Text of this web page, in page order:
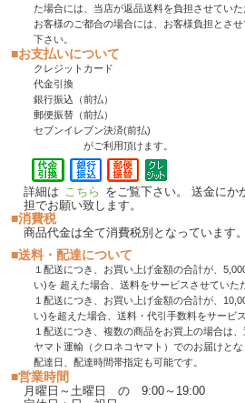
た場合には、当店が返品送料を負担させてい
お客様のご都合の場合には、お客様負担とさ
下さい。
■お支払いについて
クレジットカード
代金引換
銀行振込（前払）
郵便振替（前払）
セブンイレブン決済(前払)
がご利用頂けます。
詳細は こちら をご覧下さい。 送金にか
担でお願い致します。
■消費税
商品代金は全て消費税別となっています。
■送料・配達について
１配送につき、お買い上げ金額の合計が、
い)を 超えた場合、送料をサービスさせていた
１配送につき、お買い上げ金額の合計が、
い)を超えた場合、送料・代引手数料をサービ
１配送につき、複数の商品をお買上の場合は、
ヤマト運輸（クロネコヤマト）でのお届けとな
配達日、配達時間帯指定も可能です。
■営業時間
月曜日～土曜日 の 9:00～19:00